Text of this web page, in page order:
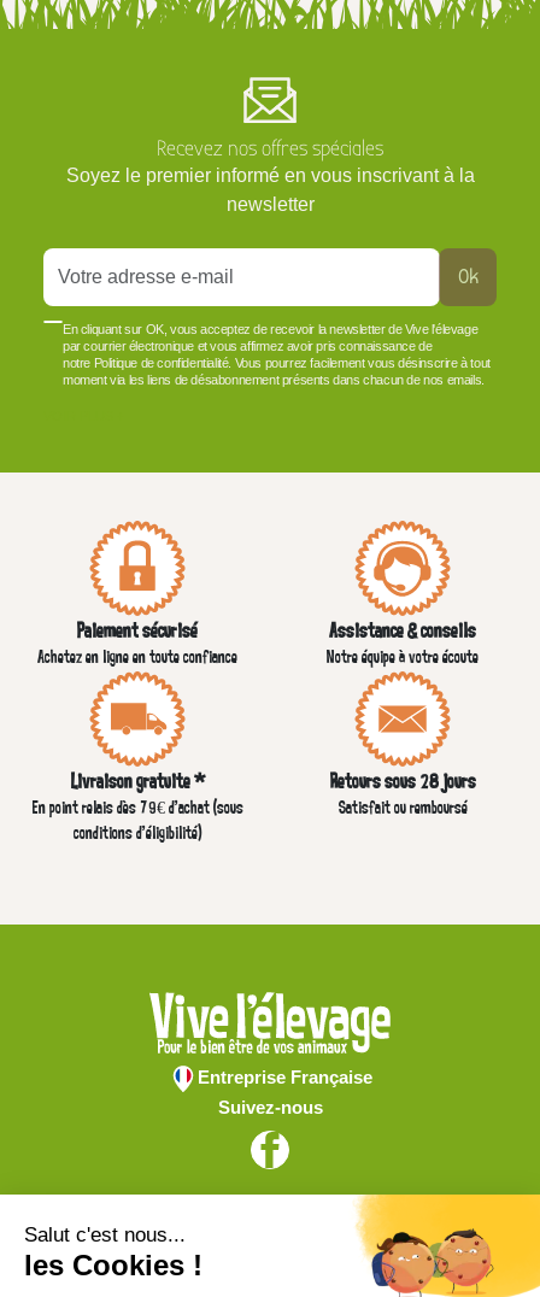
Recevez nos offres spéciales
Soyez le premier informé en vous inscrivant à la
newsletter
Ok
En cliquant sur OK, vous acceptez de recevoir la newsletter de Vive l'élevage
par courrier électronique et vous affirmez avoir pris connaissance de
notre Politique de confidentialité. Vous pourrez facilement vous désinscrire à tout
moment via les liens de désabonnement présents dans chacun de nos emails.
Paiement sécurisé
Achetez en ligne en toute confiance
Assistance & conseils
Notre équipe à votre écoute
Livraison gratuite *
En point relais dès 79€ d’achat (sous
conditions d'éligibilité)
Retours sous 28 jours
Satisfait ou remboursé
Entreprise Française
Suivez-nous
Vive l'élevage